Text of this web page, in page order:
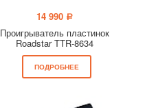
14 990 a
Проигрыватель пластинок
Roadstar TTR-8634
ПОДРОБНЕЕ